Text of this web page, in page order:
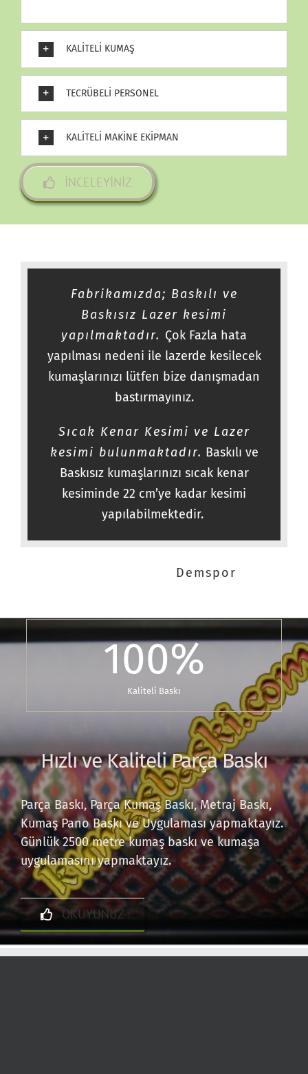
KALİTELİ KUMAŞ
TECRÜBELİ PERSONEL
KALİTELİ MAKİNE EKİPMAN
İNCELEYINIZ
Fabrikamızda; Baskılı ve
Baskısız Lazer kesimi
yapılmaktadır. Çok Fazla hata
yapılması nedeni ile lazerde kesilecek
kumaşlarınızı lütfen bize danışmadan
bastırmayınız.
Sıcak Kenar Kesimi ve Lazer
kesimi bulunmaktadır. Baskılı ve
Baskısız kumaşlarınızı sıcak kenar
kesiminde 22 cm’ye kadar kesimi
yapılabilmektedir.
Demspor
100%
Kaliteli Baskı
Hızlı ve KaliteliParça Baskı
Parça Baskı,Parça Kumaş Baskı,Metraj Baskı,
Kumaş Pano Baskı ve Uygulaması yapmaktayız.
Günlük 2500 metre kumaş baskı ve kumaşa
uygulamasını yapmaktayız.
OKUYUNUZ